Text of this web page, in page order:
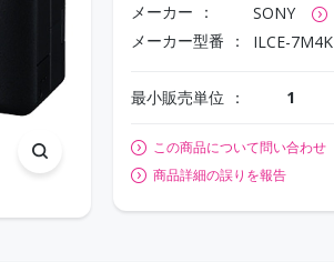
メーカー SONY
メーカー型番 ILCE-7M4K
最小販売単位 1
この商品について問い合わせ
商品詳細の誤りを報告